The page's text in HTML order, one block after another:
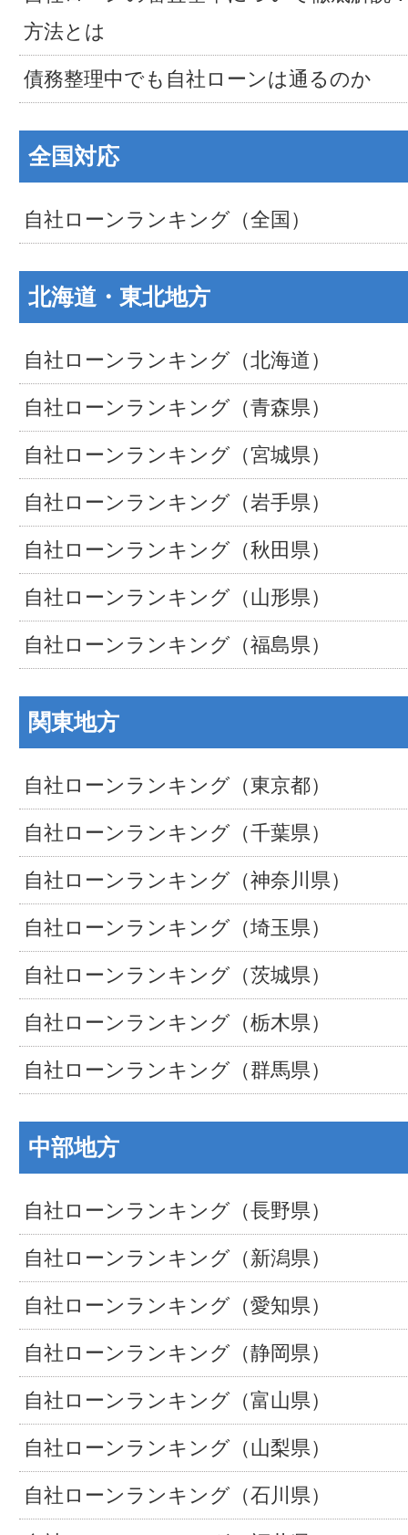
方法とは
債務整理中でも自社ローンは通るのか
全国対応
自社ローンランキング（全国）
北海道・東北地方
自社ローンランキング（北海道）
自社ローンランキング（青森県）
自社ローンランキング（宮城県）
自社ローンランキング（岩手県）
自社ローンランキング（秋田県）
自社ローンランキング（山形県）
自社ローンランキング（福島県）
関東地方
自社ローンランキング（東京都）
自社ローンランキング（千葉県）
自社ローンランキング（神奈川県）
自社ローンランキング（埼玉県）
自社ローンランキング（茨城県）
自社ローンランキング（栃木県）
自社ローンランキング（群馬県）
中部地方
自社ローンランキング（長野県）
自社ローンランキング（新潟県）
自社ローンランキング（愛知県）
自社ローンランキング（静岡県）
自社ローンランキング（富山県）
自社ローンランキング（山梨県）
自社ローンランキング（石川県）